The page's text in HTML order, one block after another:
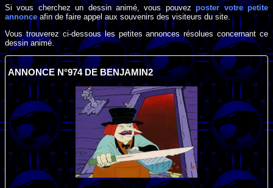
Si vous cherchez un dessin animé, vous pouvezposter votre petite
annonceafin de faire appel aux souvenirs des visiteurs du site.
Vous trouverez ci-dessous les petites annonces résolues concernant ce
dessin animé.
ANNONCE N°974 DE BENJAMIN2